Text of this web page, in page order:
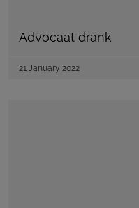
Advocaat drank
21 January 2022